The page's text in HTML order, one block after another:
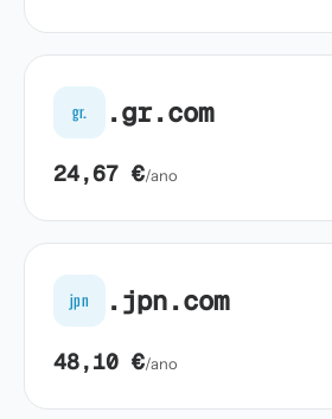
gr. .gr.com
24,67 €/ano
jpn .jpn.com
48,10 €/ano